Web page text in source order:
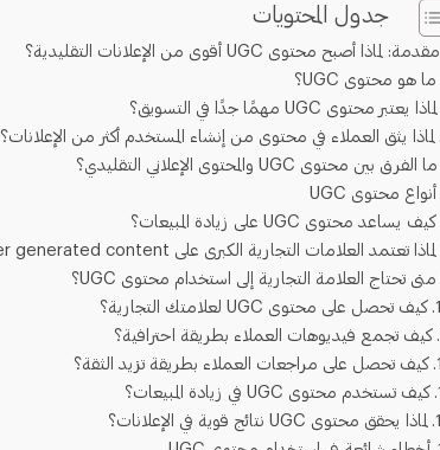
جدول المحتويات
مقدمة: لماذا أصبح محتوى UGC أقوى من الإعلانات التقليدية؟
ما هو محتوى UGC؟
لماذا يعتبر محتوى UGC مهمًا جدًا في التسويق؟
لماذا يثق العملاء في محتوى من إنشاء المستخدم أكثر من الإعلانات؟
ما الفرق بين محتوى UGC والمحتوى الإعلاني التقليدي؟
أنواع محتوى UGC
كيف يساعد محتوى UGC على زيادة المبيعات؟
لماذا تعتمد العلامات التجارية الكبرى على user generated content؟
متى تحتاج العلامة التجارية إلى استخدام محتوى UGC؟
كيف تحصل على محتوى UGC لعلامتك التجارية؟
كيف تجمع فيديوهات العملاء بطريقة احترافية؟
كيف تحصل على مراجعات العملاء بطريقة تزيد الثقة؟
كيف تستخدم محتوى UGC في زيادة المبيعات؟
لماذا يحقق محتوى UGC نتائج قوية في الإعلانات؟